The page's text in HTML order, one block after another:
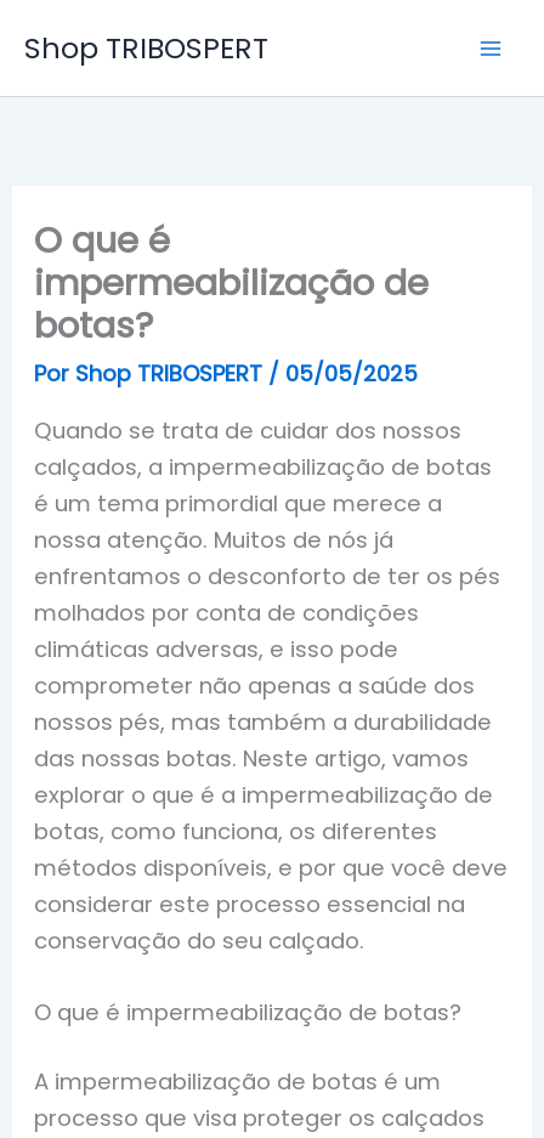
para
o
Shop TRIBOSPERT
O que é
impermeabilização de
botas?
Por Shop TRIBOSPERT / 05/05/2025
Quando se trata de cuidar dos nossos
calçados, a impermeabilização de botas
é um tema primordial que merece a
nossa atenção. Muitos de nós já
enfrentamos o desconforto de ter os pés
molhados por conta de condições
climáticas adversas, e isso pode
comprometer não apenas a saúde dos
nossos pés, mas também a durabilidade
das nossas botas. Neste artigo, vamos
explorar o que é a impermeabilização de
botas, como funciona, os diferentes
métodos disponíveis, e por que você deve
considerar este processo essencial na
conservação do seu calçado.
O que é impermeabilização de botas?
A impermeabilização de botas é um
processo que visa proteger os calçados